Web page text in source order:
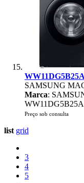
SAMSUNG
Marca:
Preço sob consulta
list grid
3
4
5